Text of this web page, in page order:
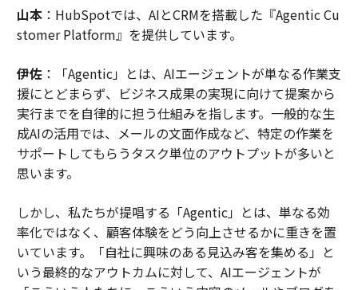
山本：HubSpotでは、AIとCRMを搭載した『Agentic Cu
stomer Platform』を提供しています。
伊佐：「Agentic」とは、AIエージェントが単なる作業支
援にとどまらず、ビジネス成果の実現に向けて提案から
実行までを自律的に担う仕組みを指します。一般的な生
成AIの活用では、メールの文面作成など、特定の作業を
サポートしてもらうタスク単位のアウトプットが多いと
思います。
しかし、私たちが提唱する「Agentic」とは、単なる効
率化ではなく、顧客体験をどう向上させるかに重きを置
いています。「自社に興味のある見込み客を集める」と
いう最終的なアウトカムに対して、AIエージェントが